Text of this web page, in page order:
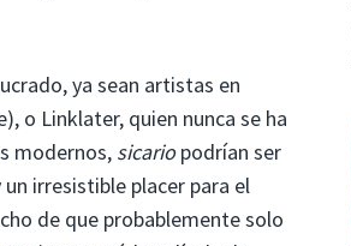
ya sean artistas en
o Linklater, quien nunca se ha
modernos, sicariopodrían ser
irresistible placer para el
de que probablemente solo